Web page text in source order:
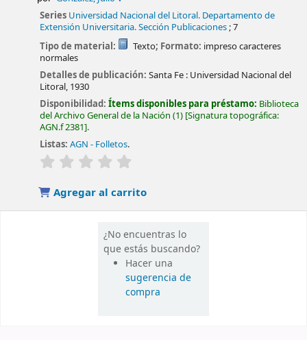
Series Universidad Nacional del Litoral. Departamento de
Extensión Universitaria. Sección Publicaciones; 7
Tipo de material:
Texto; Formato: impreso caracteres
normales
Detalles de publicación:Santa Fe : Universidad Nacional del
Litoral, 1930
Disponibilidad:Ítems disponibles para préstamo: Biblioteca
del Archivo General de la Nación (1) Signatura topográfica:
AGN.f 2381 .
Listas: AGN - Folletos.
valoración
Agregar al carrito
¿No encuentras lo
que estás buscando?
Hacer una
sugerencia de
compra